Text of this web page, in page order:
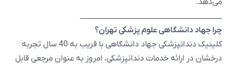
________________________________________
چرا جهاد دانشگاهی علوم پزشکی تهران؟
کلینیک دندانپزشکی جهاد دانشگاهی با قریب به 40 سال تجربه
درخشان در ارائه خدمات دندانپزشکی، امروز به عنوان مرجعی قابل